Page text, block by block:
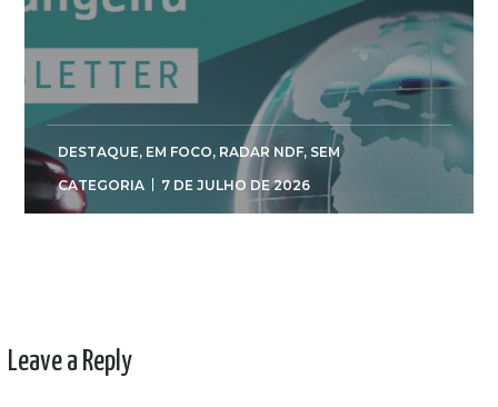
DESTAQUE, EM FOCO, RADAR NDF, SEM
CATEGORIA
7 DE JULHO DE 2026
Leave a Reply